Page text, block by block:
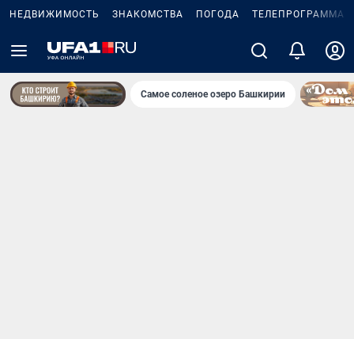
НЕДВИЖИМОСТЬ ЗНАКОМСТВА ПОГОДА ТЕЛЕПРОГРАММА
Самое соленое озеро Башкирии